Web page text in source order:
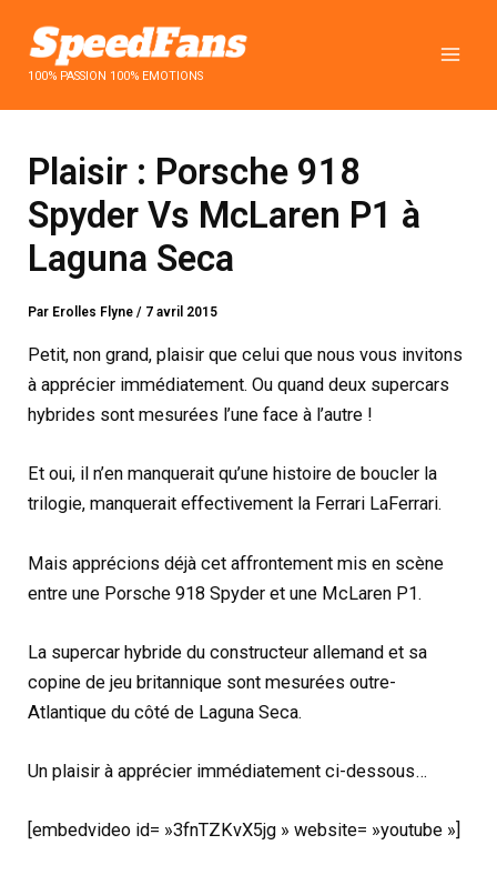
contenu100% PASSION 100% EMOTIONS
Plaisir : Porsche 918
Spyder Vs McLaren P1 à
Laguna Seca
Par Erolles Flyne/ 7 avril 2015
Petit, non grand, plaisir que celui que nous vous invitons
à apprécier immédiatement. Ou quand deux supercars
hybrides sont mesurées l’une face à l’autre !
Et oui, il n’en manquerait qu’une histoire de boucler la
trilogie, manquerait effectivement la Ferrari LaFerrari.
Mais apprécions déjà cet affrontement mis en scène
entre une Porsche 918 Spyder et une McLaren P1.
La supercar hybride du constructeur allemand et sa
copine de jeu britannique sont mesurées outre-
Atlantique du côté de Laguna Seca.
Un plaisir à apprécier immédiatement ci-dessous…
[embedvideo id= »3fnTZKvX5jg » website= »youtube »]